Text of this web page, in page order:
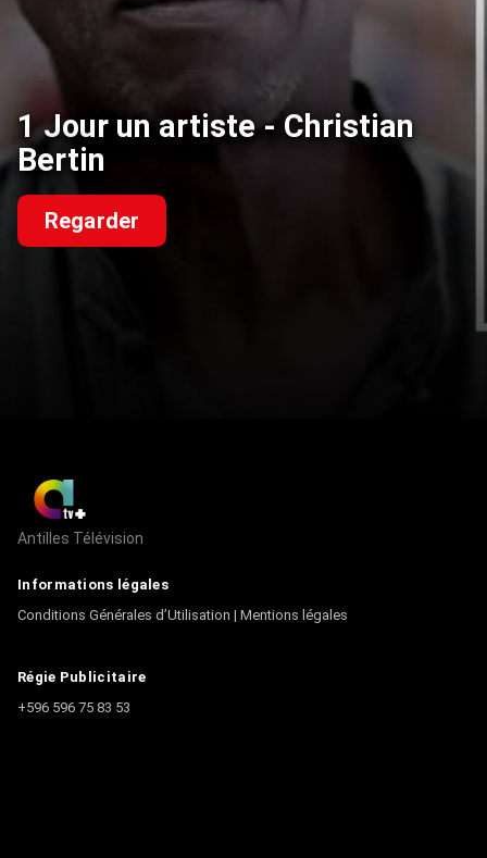
1 Jour un artiste - Christian
Bertin
Regarder
Antilles Télévision
Informations légales
Conditions Générales d’Utilisation | Mentions légales
Régie Publicitaire
+596 596 75 83 53